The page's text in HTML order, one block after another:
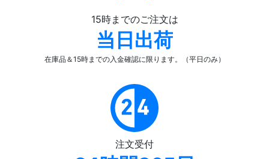
15時までのご注文は
当日出荷
在庫品＆15時までの入金確認に限ります。（平日のみ）
注文受付